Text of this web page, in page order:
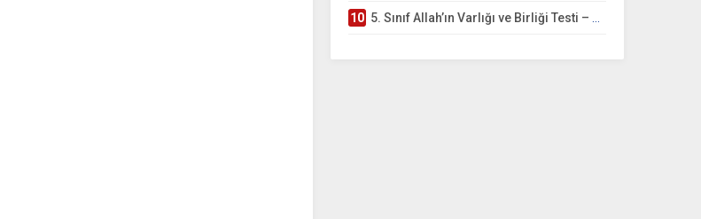
10 5. Sınıf Allah’ın Varlığı ve Birliği Testi – Online Çöz